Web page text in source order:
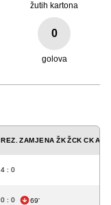
žutih kartona
0
golova
REZ. ZAMJENA ŽKŽCK CKA
4 : 0
0 : 0 69'